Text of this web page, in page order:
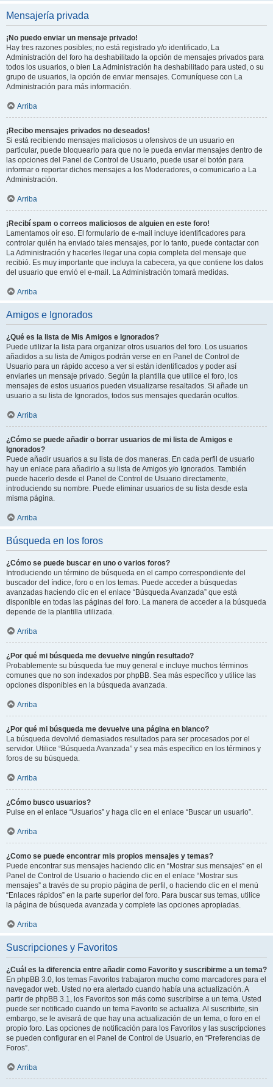
Mensajería privada
¡No puedo enviar un mensaje privado!
Hay tres razones posibles; no está registrado y/o identificado, La
Administración del foro ha deshabilitado la opción de mensajes privados para
todos los usuarios, o bien La Administración ha deshabilitado para usted, o su
grupo de usuarios, la opción de enviar mensajes. Comuníquese con La
Administración para más información.
Arriba
¡Recibo mensajes privados no deseados!
Si está recibiendo mensajes maliciosos u ofensivos de un usuario en
particular, puede bloquearlo para que no le pueda enviar mensajes dentro de
las opciones del Panel de Control de Usuario, puede usar el botón para
informar o reportar dichos mensajes a los Moderadores, o comunicarlo a La
Administración.
Arriba
¡Recibí spam o correos maliciosos de alguien en este foro!
Lamentamos oír eso. El formulario de e-mail incluye identificadores para
controlar quién ha enviado tales mensajes, por lo tanto, puede contactar con
La Administración y hacerles llegar una copia completa del mensaje que
recibió. Es muy importante que incluya la cabecera, ya que contiene los datos
del usuario que envió el e-mail. La Administración tomará medidas.
Arriba
Amigos e Ignorados
¿Qué es la lista de Mis Amigos e Ignorados?
Puede utilizar la lista para organizar otros usuarios del foro. Los usuarios
añadidos a su lista de Amigos podrán verse en en Panel de Control de
Usuario para un rápido acceso a ver si están identificados y poder así
enviarles un mensaje privado. Según la plantilla que utilice el foro, los
mensajes de estos usuarios pueden visualizarse resaltados. Si añade un
usuario a su lista de Ignorados, todos sus mensajes quedarán ocultos.
Arriba
¿Cómo se puede añadir o borrar usuarios de mi lista de Amigos e
Ignorados?
Puede añadir usuarios a su lista de dos maneras. En cada perfil de usuario
hay un enlace para añadirlo a su lista de Amigos y/o Ignorados. También
puede hacerlo desde el Panel de Control de Usuario directamente,
introduciendo su nombre. Puede eliminar usuarios de su lista desde esta
misma página.
Arriba
Búsqueda en los foros
¿Cómo se puede buscar en uno o varios foros?
Introduciendo un término de búsqueda en el campo correspondiente del
buscador del índice, foro o en los temas. Puede acceder a búsquedas
avanzadas haciendo clic en el enlace “Búsqueda Avanzada” que está
disponible en todas las páginas del foro. La manera de acceder a la búsqueda
depende de la plantilla utilizada.
Arriba
¿Por qué mi búsqueda me devuelve ningún resultado?
Probablemente su búsqueda fue muy general e incluye muchos términos
comunes que no son indexados por phpBB. Sea más específico y utilice las
opciones disponibles en la búsqueda avanzada.
Arriba
¿Por qué mi búsqueda me devuelve una página en blanco?
La búsqueda devolvió demasiados resultados para ser procesados por el
servidor. Utilice “Búsqueda Avanzada” y sea más específico en los términos y
foros de su búsqueda.
Arriba
¿Cómo busco usuarios?
Pulse en el enlace “Usuarios” y haga clic en el enlace “Buscar un usuario”.
Arriba
¿Como se puede encontrar mis propios mensajes y temas?
Puede encontrar sus mensajes haciendo clic en “Mostrar sus mensajes” en el
Panel de Control de Usuario o haciendo clic en el enlace “Mostrar sus
mensajes” a través de su propio página de perfil, o haciendo clic en el menú
“Enlaces rápidos” en la parte superior del foro. Para buscar sus temas, utilice
la página de búsqueda avanzada y complete las opciones apropiadas.
Arriba
Suscripciones y Favoritos
¿Cuál es la diferencia entre añadir como Favorito y suscribirme a un tema?
En phpBB 3.0, los temas Favoritos trabajaron mucho como marcadores para el
navegador web. Usted no era alertado cuando había una actualización. A
partir de phpBB 3.1, los Favoritos son más como suscribirse a un tema. Usted
puede ser notificado cuando un tema Favorito se actualiza. Al suscribirte, sin
embargo, se le avisará de que hay una actualización de un tema, o foro en el
propio foro. Las opciones de notificación para los Favoritos y las suscripciones
se pueden configurar en el Panel de Control de Usuario, en “Preferencias de
Foros”.
Arriba